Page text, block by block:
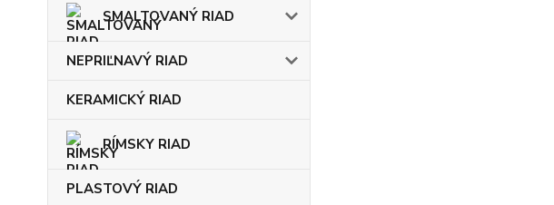
SMALTOVANÝ RIAD
NEPRIĽNAVÝ RIAD
KERAMICKÝ RIAD
RÍMSKY RIAD
PLASTOVÝ RIAD